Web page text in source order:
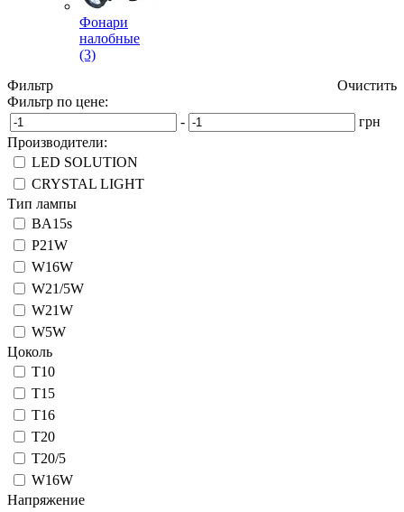
Фонари
налобные
(3)
Фильтр
Очистить
Фильтр по цене:
-
грн
Производители:
LED SOLUTION
CRYSTAL LIGHT
Тип лампы
BA15s
P21W
W16W
W21/5W
W21W
W5W
Цоколь
T10
T15
T16
T20
T20/5
W16W
Напряжение